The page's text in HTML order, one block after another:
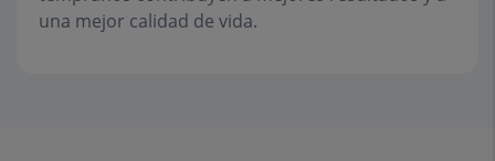
una mejor calidad de vida.